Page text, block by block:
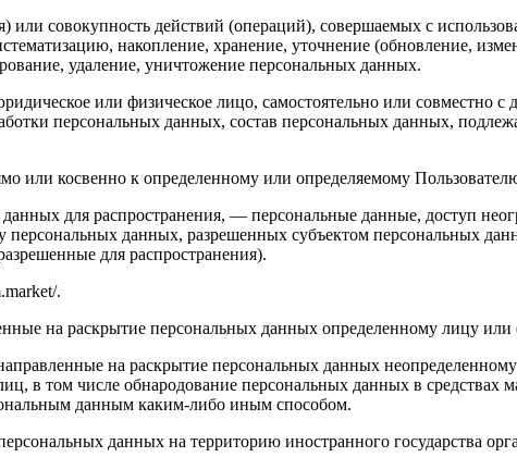
совокупность действий (операций), совершаемых с
накопление, хранение, уточнение (обновление,
удаление, уничтожение персональных данных.
или физическое лицо, самостоятельно или
персональных данных, состав персональных данных,
косвенно к определенному или определяемому
для распространения, — персональные данные, доступ
персональных данных, разрешенных субъектом персональных
для распространения).
.
на раскрытие персональных данных определенному лицу или
на раскрытие персональных данных
в том числе обнародование персональных данных в
данным каким-либо иным способом.
данных на территорию иностранного государства